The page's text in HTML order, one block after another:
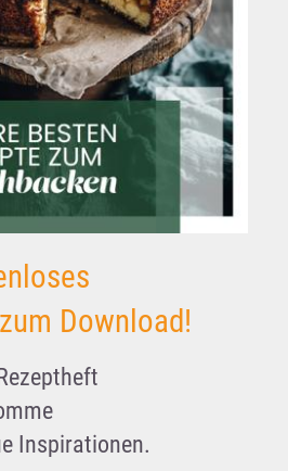
Download!
Inspirationen.